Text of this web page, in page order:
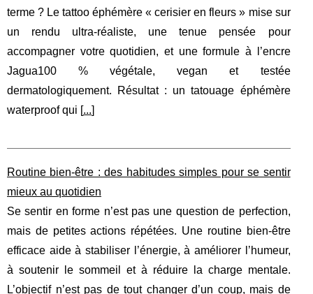
terme ? Le tattoo éphémère « cerisier en fleurs » mise sur
un rendu ultra‑réaliste, une tenue pensée pour
accompagner votre quotidien, et une formule à l’encre
Jagua100 % végétale, vegan et testée
dermatologiquement. Résultat : un tatouage éphémère
waterproof qui [...]
Routine bien-être : des habitudes simples pour se sentir
mieux au quotidien
Se sentir en forme n’est pas une question de perfection,
mais de petites actions répétées. Une routine bien-être
efficace aide à stabiliser l’énergie, à améliorer l’humeur,
à soutenir le sommeil et à réduire la charge mentale.
L’objectif n’est pas de tout changer d’un coup, mais de